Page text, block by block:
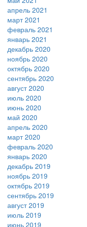
апрель 2021
март 2021
февраль 2021
январь 2021
декабрь 2020
ноябрь 2020
октябрь 2020
сентябрь 2020
август 2020
июль 2020
июнь 2020
май 2020
апрель 2020
март 2020
февраль 2020
январь 2020
декабрь 2019
ноябрь 2019
октябрь 2019
сентябрь 2019
август 2019
июль 2019
июнь 2019